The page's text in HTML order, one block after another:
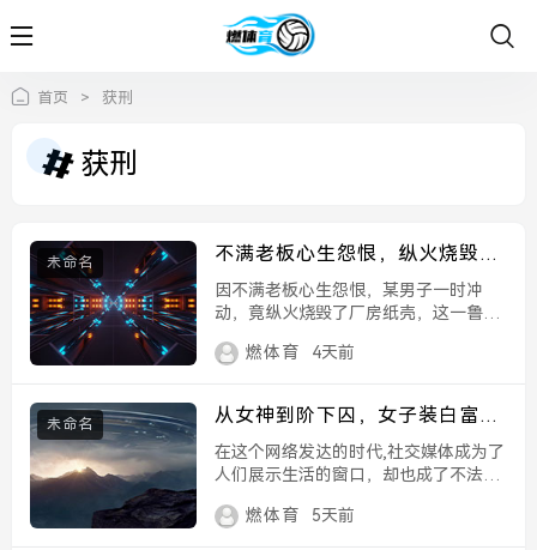
首页 > 获刑
获刑
未命名
不满老板心生怨恨，纵火烧毁厂
房纸壳获刑，冲动行事终付出惨
痛代价，不满老板心生怨恨，纵
终付出惨痛代价
因不满老板心生怨恨，某男子一时冲
动，竟纵火烧毁了厂房纸壳，这一鲁莽
触犯法律，最终被判处刑罚，冲动行事
用事触犯法律红线。...
燃体育 4天前
未命名
从女神到阶下囚，女子装白富美
诈骗98万获刑十年，贪欲终成牢
狱之灾
在这个网络发达的时代,社交媒体成为了
人们展示生活的窗口，却也成了不法分
的“白富美”人设，往往能轻易击中人性
燃体育 5天前